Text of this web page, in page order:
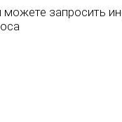
запросить